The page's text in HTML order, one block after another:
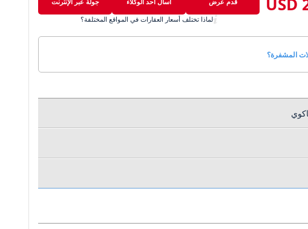
لماذا تختلف أسعار العقارات في المواقع المختلفة؟
المشفرة؟